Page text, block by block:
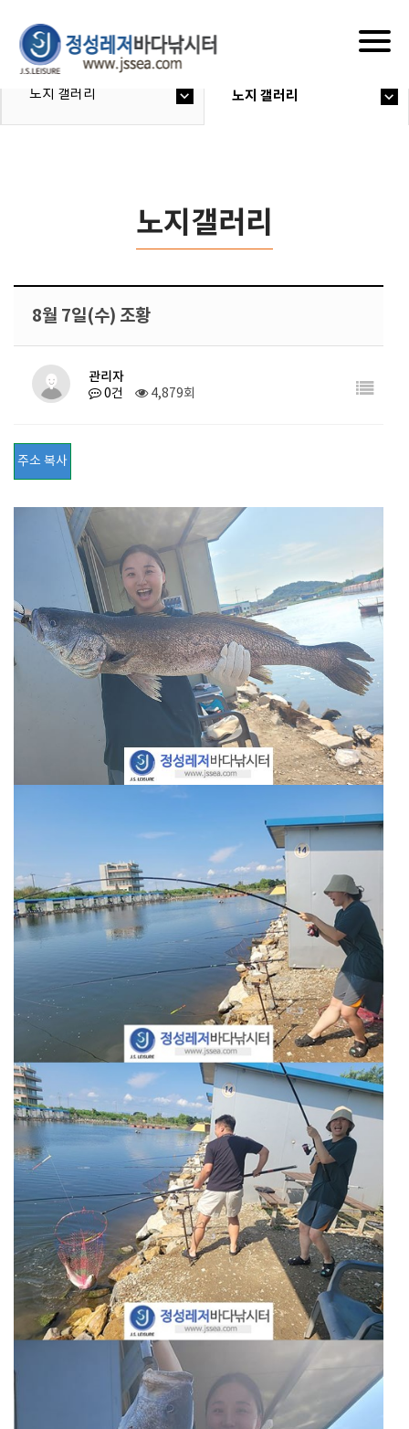
노지 갤러리 노지 갤러리
노지갤러리
8월 7일(수) 조황
관리자
0건 4,879회
주소 복사